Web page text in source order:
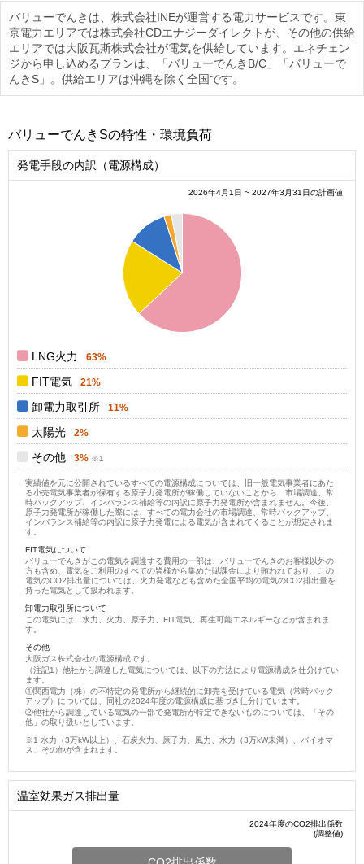
バリューでんきは、株式会社INEが運営する電力サービスです。東
京電力エリアでは株式会社CDエナジーダイレクトが、その他の供給
エリアでは大阪瓦斯株式会社が電気を供給しています。エネチェン
ジから申し込めるプランは、「バリューでんきB/C」「バリューで
んきS」。供給エリアは沖縄を除く全国です。
バリューでんきSの特性・環境負荷
発電手段の内訳（電源構成）
2026年4月1日 ~ 2027年3月31日の計画値
LNG火力 63%
FIT電気 21%
卸電力取引所 11%
太陽光 2%
その他 3%
実績値を元に公開されているすべての電源構成については、旧一般電気事業者にあた
る小売電気事業者が保有する原子力発電所が稼働していないことから、市場調達、常
時バックアップ、インバランス補給等の内訳に原子力発電所が含まれません。今後、
原子力発電所が稼働した際には、すべての電力会社の市場調達、常時バックアップ、
インバランス補給等の内訳に原子力発電による電気が含まれてくることが想定されま
す。
FIT電気について
バリューでんきがこの電気を調達する費用の一部は、バリューでんきのお客様以外の
方も含め、電気をご利用のすべての皆様から集めた賦課金により賄われており、この
電気のCO2排出量については、火力発電なども含めた全国平均の電気のCO2排出量を
持った電気として扱われます。
卸電力取引所について
この電気には、水力、火力、原子力、FIT電気、再生可能エネルギーなどが含まれま
す。
その他
大阪ガス株式会社の電源構成です。
（注記1）他社から調達した電気については、以下の方法により電源構成を仕分けてい
ます。
①関西電力（株）の不特定の発電所から継続的に卸売を受けている電気（常時バック
アップ）については、同社の2024年度の電源構成に基づき仕分けています。
②他社から調達している電気の一部で発電所が特定できないものについては、「その
他」の取り扱いとしています。
水力（3万kW以上）、石炭火力、原子力、風力、水力（3万kW未満）、バイオマ
ス、その他が含まれます。
温室効果ガス排出量
2024年度のCO2排出係数
(調整値)